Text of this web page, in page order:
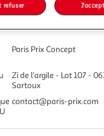
Paris Prix Concept
Zi de l'argile - Lot 107 -
Sartoux
contact@paris-prix.com
refuser